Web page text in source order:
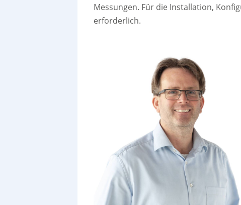
Messungen. Für die Installation,
erforderlich.